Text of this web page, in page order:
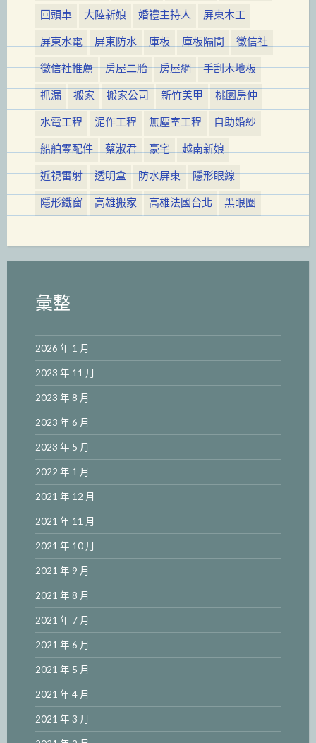
回頭車
大陸新娘 婚禮主持人
屏東木工
屏東水電
屏東防水 庫板 庫板隔間
徵信社
徵信社推薦
房屋二胎 房屋網
手刮木地板
抓漏
搬家 搬家公司 新竹美甲
桃園房仲
水電工程
泥作工程 無塵室工程
自助婚紗
船舶零配件
蔡淑君 豪宅
越南新娘
近視雷射
透明盒 防水屏東
隱形眼線
隱形鐵窗
高雄搬家 高雄法國台北 黑眼圈
彙整
2026 年 1 月
2023 年 11 月
2023 年 8 月
2023 年 6 月
2023 年 5 月
2022 年 1 月
2021 年 12 月
2021 年 11 月
2021 年 10 月
2021 年 9 月
2021 年 8 月
2021 年 7 月
2021 年 6 月
2021 年 5 月
2021 年 4 月
2021 年 3 月